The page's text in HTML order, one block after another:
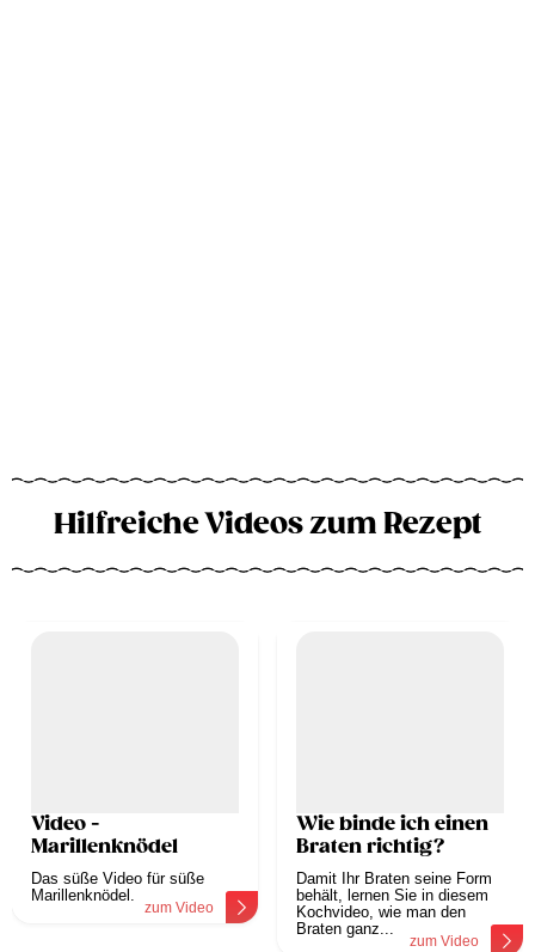
Hilfreiche Videos zum Rezept
Video -
Marillenknödel
Das süße Video für süße
Marillenknödel.
zum Video
Wie binde ich einen
Braten richtig?
Damit Ihr Braten seine Form
behält, lernen Sie in diesem
Kochvideo, wie man den
Braten ganz...
zum Video